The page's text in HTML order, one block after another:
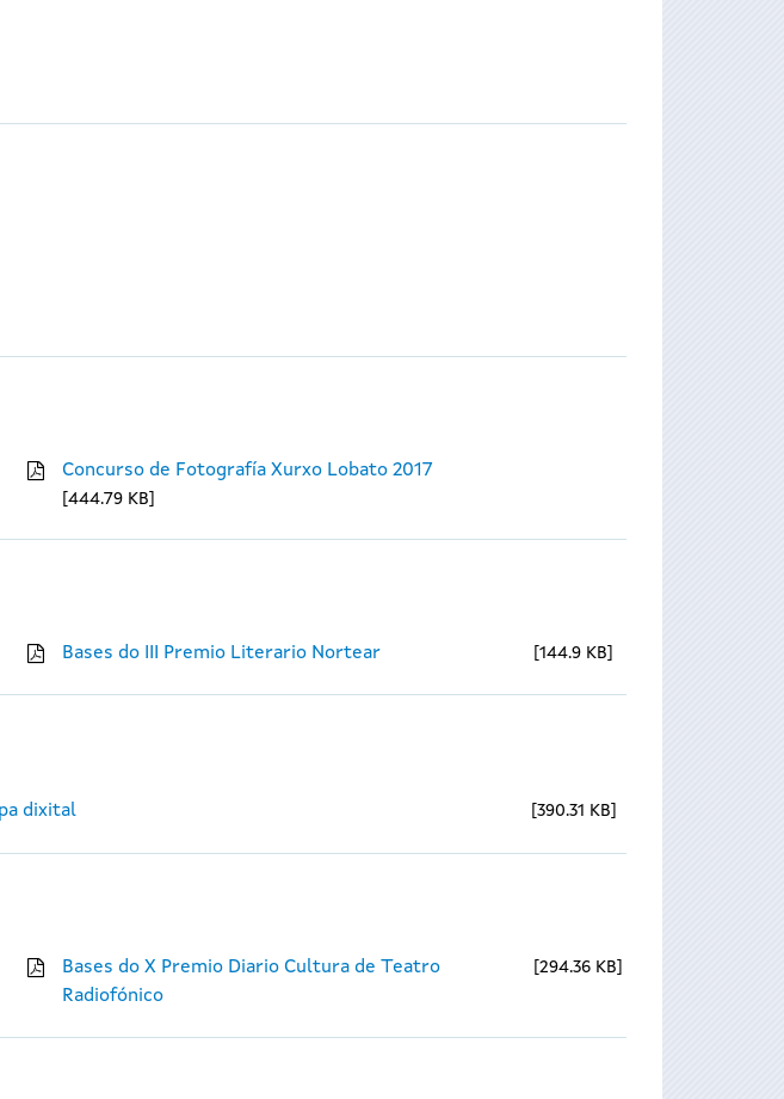
Concurso de Fotografía Xurxo Lobato 2017
444.79 KB
Bases do III Premio Literario Nortear 144.9 KB
dixital 390.31 KB
Bases do X Premio Diario Cultura de Teatro
Radiofónico
294.36 KB